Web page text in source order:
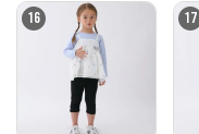
16 17